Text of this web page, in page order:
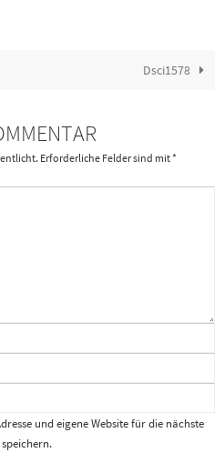
Dsci1578
Erforderliche Felder sind mit*
und eigene Website für die nächste